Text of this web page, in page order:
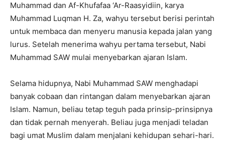
Muhammad dan Af-Khufafaa ‘Ar-Raasyidiin, karya
Muhammad Luqman H. Za, wahyu tersebut berisi perintah
untuk membaca dan menyeru manusia kepada jalan yang
lurus. Setelah menerima wahyu pertama tersebut, Nabi
Muhammad SAW mulai menyebarkan ajaran Islam.
Selama hidupnya, Nabi Muhammad SAW menghadapi
banyak cobaan dan rintangan dalam menyebarkan ajaran
Islam. Namun, beliau tetap teguh pada prinsip-prinsipnya
dan tidak pernah menyerah. Beliau juga menjadi teladan
bagi umat Muslim dalam menjalani kehidupan sehari-hari.